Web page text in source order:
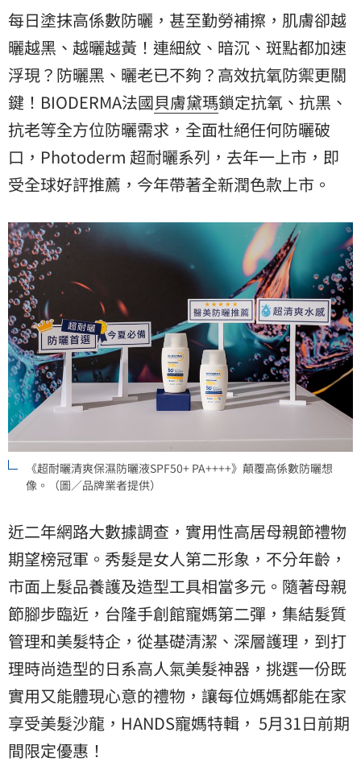
每日塗抹高係數防曬，甚至勤勞補擦，肌膚卻越
曬越黑、越曬越黃！連細紋、暗沉、斑點都加速
浮現？防曬黑、曬老已不夠？高效抗氧防禦更關
鍵！BIODERMA法國貝膚黛瑪鎖定抗氧、抗黑、
抗老等全方位防曬需求，全面杜絕任何防曬破
口，Photoderm 超耐曬系列，去年一上市，即
受全球好評推薦，今年帶著全新潤色款上市。
《超耐曬清爽保濕防曬液SPF50+ PA++++》顛覆高係數防曬想
像。（圖／品牌業者提供）
近二年網路大數據調查，實用性高居母親節禮物
期望榜冠軍。秀髮是女人第二形象，不分年齡，
市面上髮品養護及造型工具相當多元。隨著母親
節腳步臨近，台隆手創館寵媽第二彈，集結髮質
管理和美髮特企，從基礎清潔、深層護理，到打
理時尚造型的日系高人氣美髮神器，挑選一份既
實用又能體現心意的禮物，讓每位媽媽都能在家
享受美髮沙龍，HANDS寵媽特輯， 5月31日前期
間限定優惠！